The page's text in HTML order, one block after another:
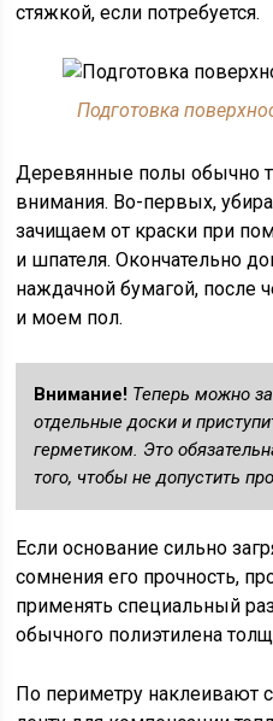
стяжкой, если потребуется.
Подготовка
Деревянные полы обычно
внимания. Во-первых,
зачищаем от краски при
и шпателя. Окончательно
наждачной бумагой, после
и моем пол.
Внимание! Теперь можно
отдельные доски и
герметиком. Это
того, чтобы не допустить
Если основание сильно
сомнения его прочность,
применять специальный
обычного полиэтилена
По периметру